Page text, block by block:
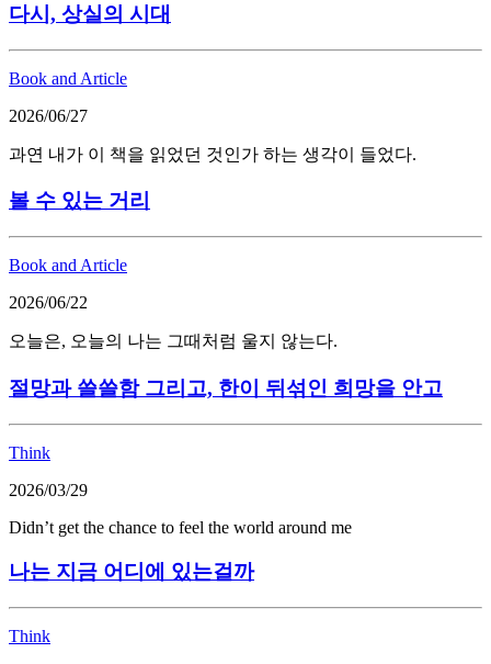
다시, 상실의 시대
Book and Article
2026/06/27
과연 내가 이 책을 읽었던 것인가 하는 생각이 들었다.
볼 수 있는 거리
Book and Article
2026/06/22
오늘은, 오늘의 나는 그때처럼 울지 않는다.
절망과 쓸쓸함 그리고, 한이 뒤섞인 희망을 안고
Think
2026/03/29
Didn’t get the chance to feel the world around me
나는 지금 어디에 있는걸까
Think